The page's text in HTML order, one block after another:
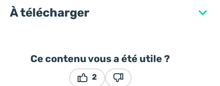
À télécharger
Ce contenu vous a été utile ?
2